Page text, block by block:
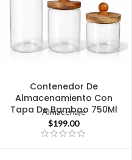
Contenedor De
Almacenamiento Con
Tapa De Bamboo 750Ml
Almacenaje
$199.00